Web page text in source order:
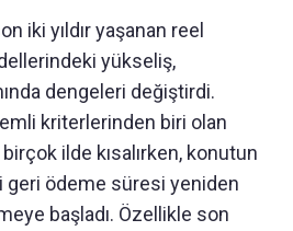
iki yıldır yaşanan reel
yükseliş,
dengeleri değiştirdi.
kriterlerinden biri olan
ilde kısalırken, konutun
geri ödeme süresi yeniden
başladı. Özellikle son